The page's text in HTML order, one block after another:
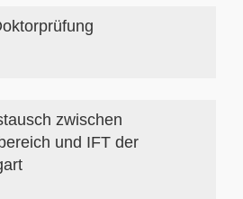
zwischen
und IFT der